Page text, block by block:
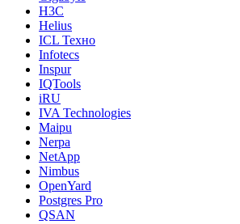
H3C
Helius
ICL Техно
Infotecs
Inspur
IQTools
iRU
IVA Technologies
Maipu
Nerpa
NetApp
Nimbus
OpenYard
Postgres Pro
QSAN